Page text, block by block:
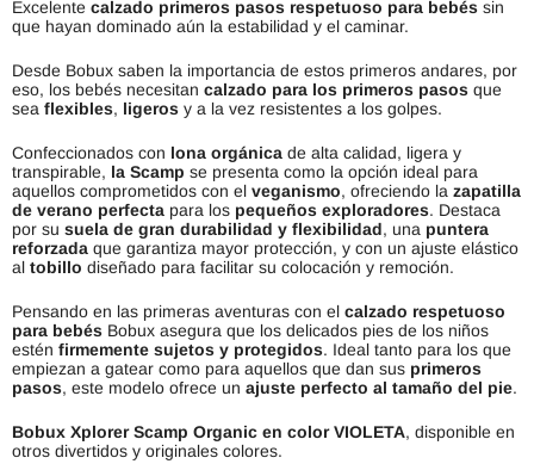
Excelente calzado primeros pasos respetuoso para bebés sin
que hayan dominado aún la estabilidad y el caminar.
Desde Bobux saben la importancia de estos primeros andares, por
eso, los bebés necesitan calzado para los primeros pasos que
sea flexibles, ligeros y a la vez resistentes a los golpes.
Confeccionados con lona orgánica de alta calidad, ligera y
transpirable, la Scamp se presenta como la opción ideal para
aquellos comprometidos con el veganismo, ofreciendo la zapatilla
de verano perfecta para los pequeños exploradores. Destaca
por su suela de gran durabilidad y flexibilidad, una puntera
reforzada que garantiza mayor protección, y con un ajuste elástico
al tobillo diseñado para facilitar su colocación y remoción.
Pensando en las primeras aventuras con el calzado respetuoso
para bebés Bobux asegura que los delicados pies de los niños
estén firmemente sujetos y protegidos. Ideal tanto para los que
empiezan a gatear como para aquellos que dan sus primeros
pasos, este modelo ofrece un ajuste perfecto al tamaño del pie.
Bobux Xplorer Scamp Organic en color VIOLETA, disponible en
otros divertidos y originales colores.